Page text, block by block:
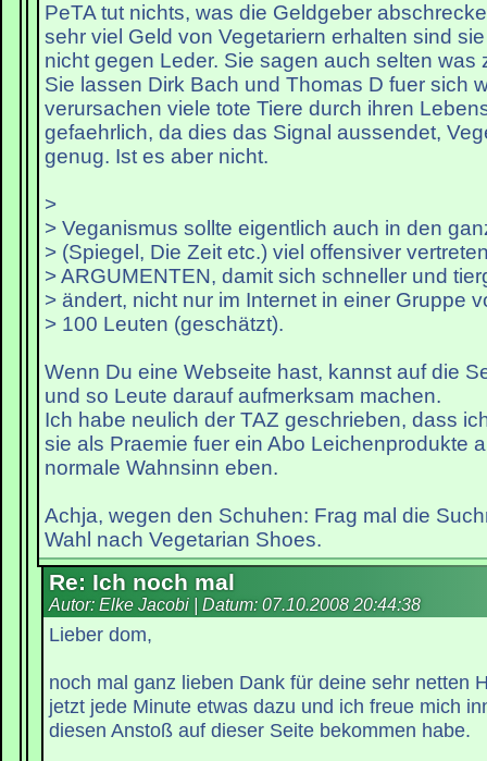
PeTA tut nichts, was die Geldgeber
sehr viel Geld von Vegetariern erhalten sind
nicht gegen Leder. Sie sagen auch selten was
Sie lassen Dirk Bach und Thomas D fuer sich
verursachen viele tote Tiere durch ihren
gefaehrlich, da dies das Signal aussendet,
genug. Ist es aber nicht.
>
> Veganismus sollte eigentlich auch in den
> (Spiegel, Die Zeit etc.) viel offensiver
> ARGUMENTEN, damit sich schneller und
> ändert, nicht nur im Internet in einer Gruppe
> 100 Leuten (geschätzt).
Wenn Du eine Webseite hast, kannst auf die
und so Leute darauf aufmerksam machen.
Ich habe neulich der TAZ geschrieben, dass
sie als Praemie fuer ein Abo Leichenprodukte
normale Wahnsinn eben.
Achja, wegen den Schuhen: Frag mal die
Wahl nach Vegetarian Shoes.
Re: Ich noch mal
Autor: Elke Jacobi | Datum: 07.10.2008 20:44:38
Lieber dom,
noch mal ganz lieben Dank für deine sehr netten
jetzt jede Minute etwas dazu und ich freue mich
diesen Anstoß auf dieser Seite bekommen habe.